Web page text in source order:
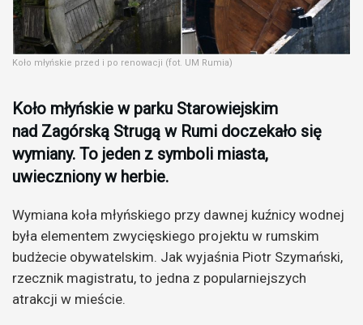
Koło młyńskie przed i po renowacji (fot. UM Rumia)
Koło młyńskie w parku Starowiejskim
nad Zagórską Strugą w Rumi doczekało się
wymiany. To jeden z symboli miasta,
uwieczniony w herbie.
Wymiana koła młyńskiego przy dawnej kuźnicy wodnej
była elementem zwycięskiego projektu w rumskim
budżecie obywatelskim. Jak wyjaśnia Piotr Szymański,
rzecznik magistratu, to jedna z popularniejszych
atrakcji w mieście.